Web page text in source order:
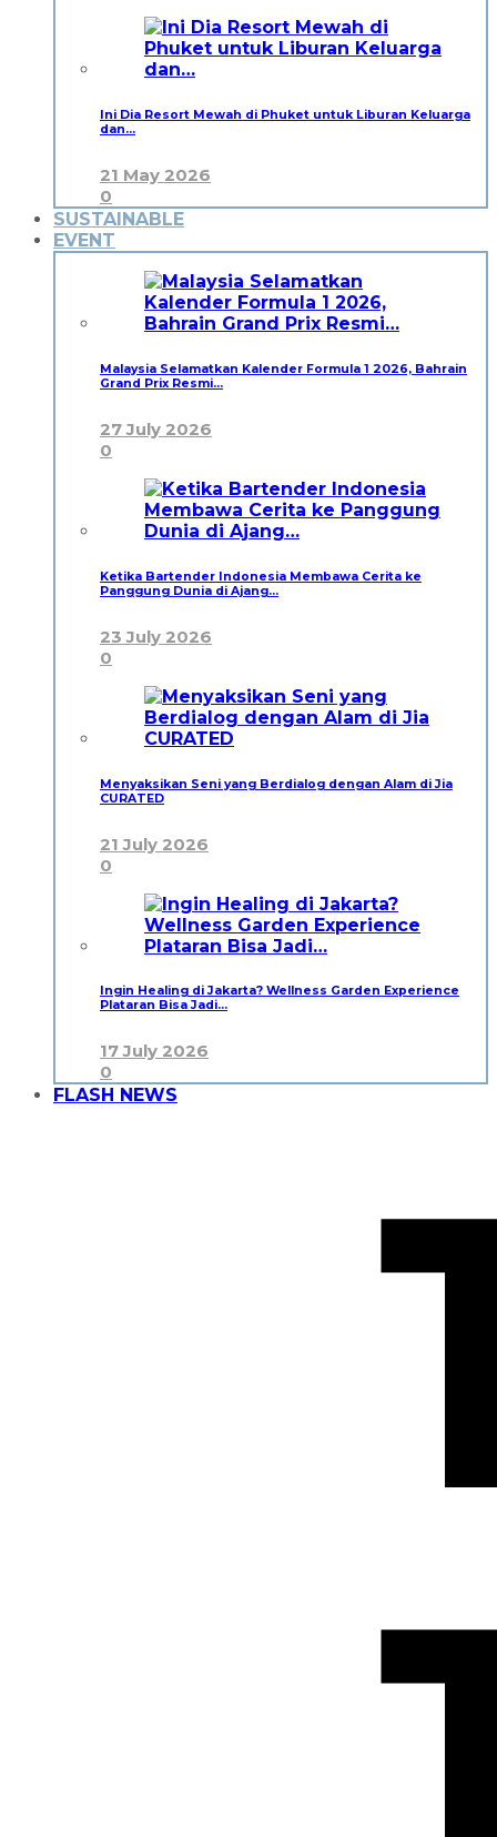
Ini Dia Resort Mewah di Phuket untuk Liburan Keluarga
dan…
21 May 2026
0
SUSTAINABLE
EVENT
Malaysia Selamatkan Kalender Formula 1 2026, Bahrain
Grand Prix Resmi…
27 July 2026
0
Ketika Bartender Indonesia Membawa Cerita ke
Panggung Dunia di Ajang…
23 July 2026
0
Menyaksikan Seni yang Berdialog dengan Alam di Jia
CURATED
21 July 2026
0
Ingin Healing di Jakarta? Wellness Garden Experience
Plataran Bisa Jadi…
17 July 2026
0
FLASH NEWS